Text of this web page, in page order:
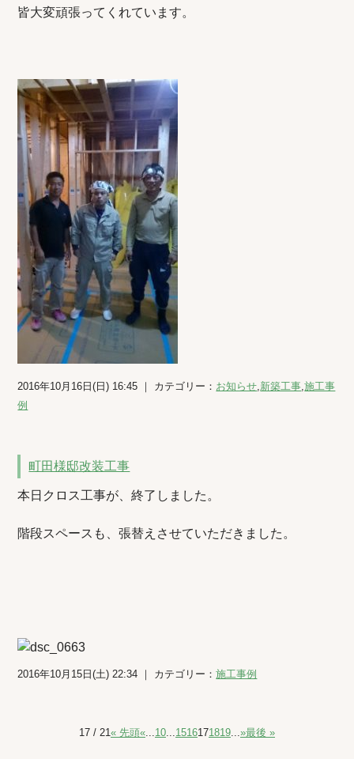
皆大変頑張ってくれています。
2016年10月16日(日) 16:45 ｜ カテゴリー： お知らせ,新築工事,施工事
例
町田様邸改装工事
本日クロス工事が、終了しました。
階段スペースも、張替えさせていただきました。
2016年10月15日(土) 22:34 ｜ カテゴリー：施工事例
17 / 21« 先頭«...10...1516171819...»最後 »